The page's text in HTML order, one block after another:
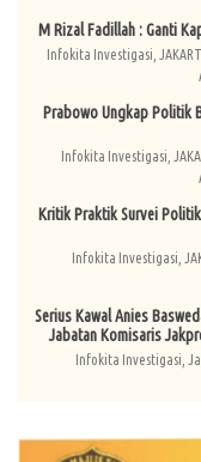
M Rizal Fadillah : Ganti
Infokita Investigasi,
Prabowo Ungkap Politik
Infokita Investigasi,
Kritik Praktik Survei
Infokita Investigasi,
Serius Kawal Anies
Jabatan Komisaris
Infokita Investigasi,